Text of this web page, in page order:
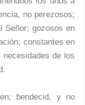
no perezosos;
Señor; gozosos en
constantes en
de los
bendecid, y no